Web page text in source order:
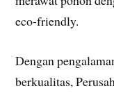
eco-friendly.
Dengan
berkualitas,